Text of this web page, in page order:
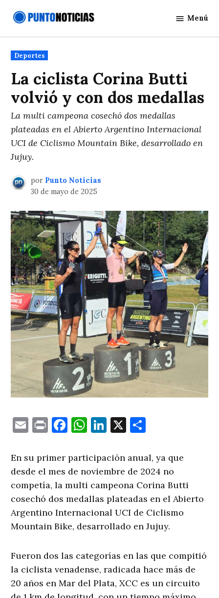
Noticias
Menú
Publicado
en
Deportes
La ciclista Corina Butti
volvió y con dos medallas
La multi campeona cosechó dos medallas
plateadas en el Abierto Argentino Internacional
UCI de Ciclismo Mountain Bike, desarrollado en
Jujuy.
por Punto Noticias
30 de mayo de 2025
EmailPrintFacebook
WhatsApp
LinkedIn
X
En su primer participación anual, ya que
desde el mes de noviembre de 2024 no
competía, la multi campeona Corina Butti
cosechó dos medallas plateadas en el Abierto
Argentino Internacional UCI de Ciclismo
Mountain Bike, desarrollado en Jujuy.
Fueron dos las categorías en las que compitió
la ciclista venadense, radicada hace más de
20 años en Mar del Plata, XCC es un circuito